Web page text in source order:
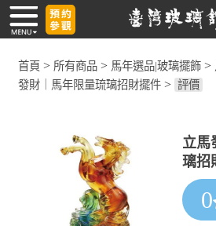
首頁 > 所有商品 > 馬年選品|玻璃擺飾 >
發財｜馬年限量琉璃招財擺件 > 評價
立馬
璃招
0